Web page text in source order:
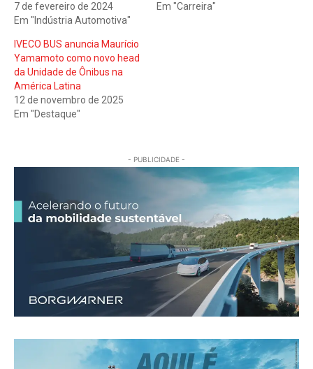
7 de fevereiro de 2024
Em "Indústria Automotiva"
Em "Carreira"
IVECO BUS anuncia Maurício
Yamamoto como novo head
da Unidade de Ônibus na
América Latina
12 de novembro de 2025
Em "Destaque"
- PUBLICIDADE -